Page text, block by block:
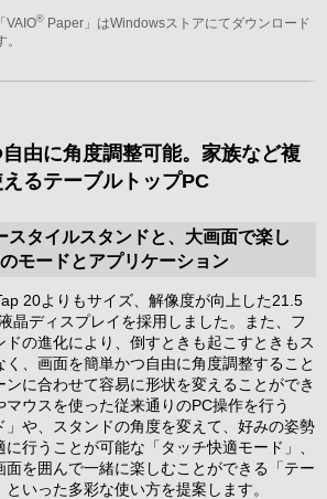
VAIO®Paper」はWindowsストアにてダウンロード
由に角度調整可能。家族など複
るテーブルトップPC
スタイルスタンドと、大画面で楽し
モードとアプリケーション
20よりもサイズ、解像度が向上した21.5
晶ディスプレイを採用しました。また、フ
ドの進化により、倒すときも起こすときもス
く、画面を簡単かつ自由に角度調整すること
に合わせて容易に形状を変えることができ
マウスを使った従来通りのPC操作を行う
」や、スタンドの角度を変えて、好みの姿勢
行うことが可能な「タッチ快適モード」、
面を囲んで一緒に楽しむことができる「テー
いった多彩な使い方を提案します。